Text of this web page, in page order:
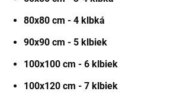
80x80 cm - 4 klbká
90x90 cm - 5 klbiek
100x100 cm - 6 klbiek
100x120 cm - 7 klbiek